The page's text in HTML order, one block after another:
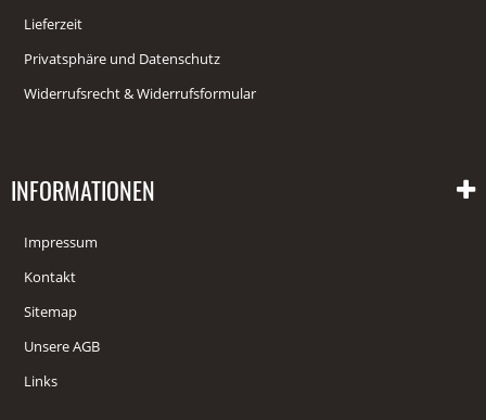
Lieferzeit
Privatsphäre und Datenschutz
Widerrufsrecht & Widerrufsformular
INFORMATIONEN
Impressum
Kontakt
Sitemap
Unsere AGB
Links